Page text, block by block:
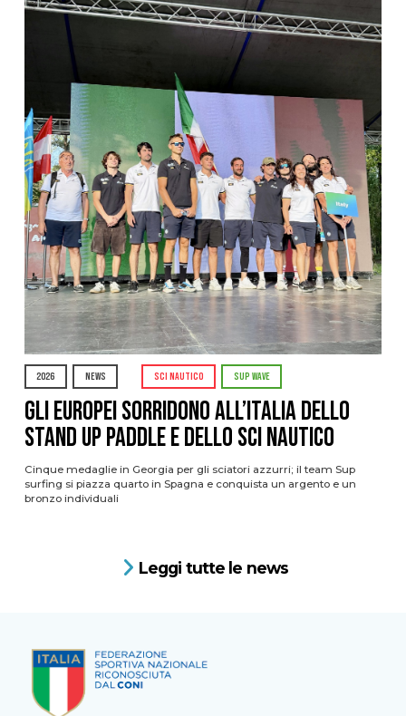
2026 NEWS SCI NAUTICO SUP WAVE
Gli Europei sorridono all’Italia dello
stand up paddle e dello sci nautico
Cinque medaglie in Georgia per gli sciatori azzurri; il team Sup
surfing si piazza quarto in Spagna e conquista un argento e un
bronzo individuali
Leggi tutte le news